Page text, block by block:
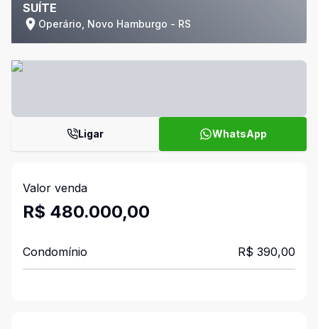
SUÍTE
Operário, Novo Hamburgo - RS
Ligar WhatsApp
Valor venda
R$ 480.000,00
Condomínio R$ 390,00